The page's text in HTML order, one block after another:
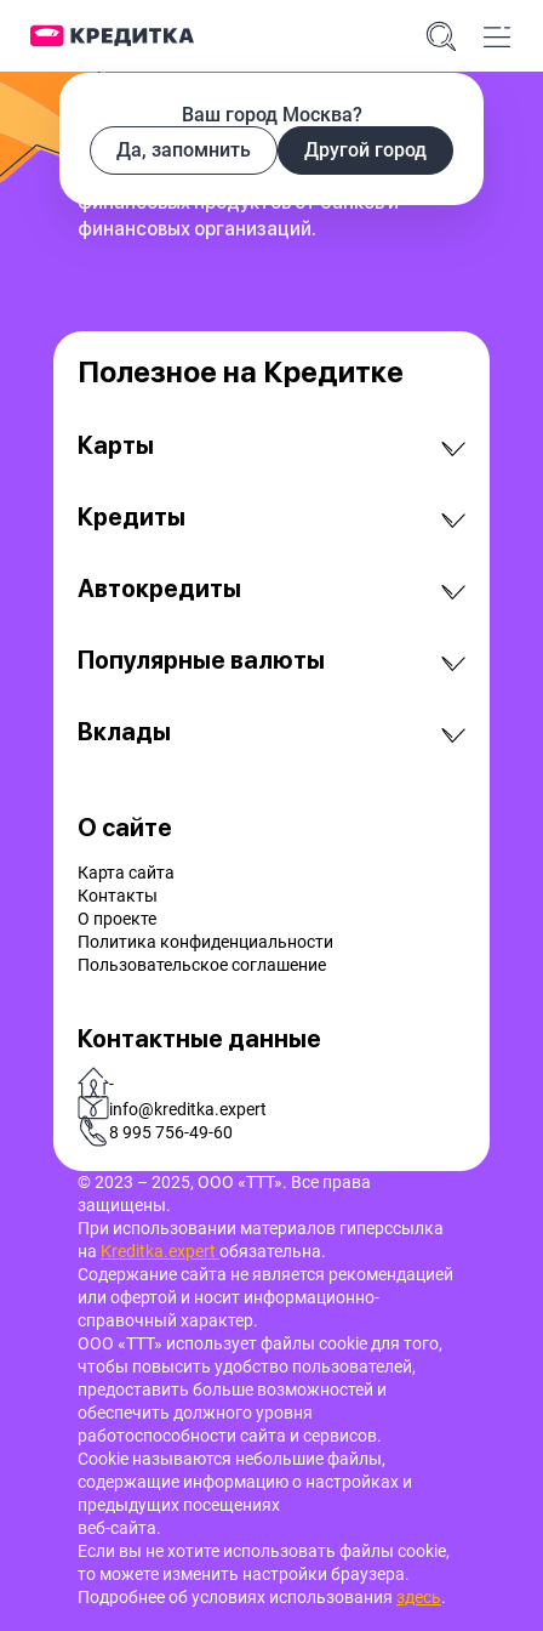
Ваш город Москва?
Да, запомнить
Другой город
сервис для поиска и сравнения
финансовых продуктовот банков и
финансовых организаций.
Полезное на Кредитке
Карты
Кредиты
Автокредиты
Популярные валюты
Вклады
О сайте
Карта сайта
Контакты
О проекте
Политика конфиденциальности
Пользовательское соглашение
Контактные данные
-
info@kreditka.expert
8 995 756-49-60
© 2023 – 2025, ООО «ТТТ». Все права
защищены.
При использовании материалов гиперссылка
на Kreditka.expert обязательна.
Содержание сайта не является рекомендацией
или офертой и носит информационно-
справочный характер.
ООО «ТТТ» использует файлы cookie для того,
чтобы повысить удобство пользователей,
предоставить больше возможностей и
обеспечить должного уровня
работоспособности сайта и сервисов.
Cookie называются небольшие файлы,
содержащие информацию о настройках и
предыдущих посещениях
веб-сайта.
Если вы не хотите использовать файлы cookie,
то можете изменить настройки браузера.
Подробнее об условиях использования здесь.